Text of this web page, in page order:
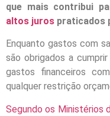
que mais contribui
altos juros praticados
Enquanto gastos com
são obrigados a
gastos financeiros
qualquer restrição
Segundo os Ministérios